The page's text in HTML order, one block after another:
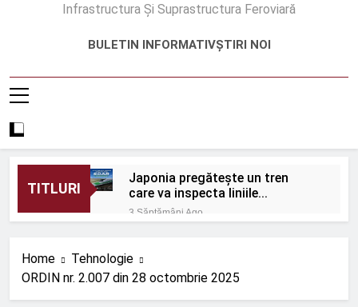
Infrastructura Și Suprastructura Feroviară
BULETIN INFORMATIVȘTIRI NOI
TITLURI
Japonia pregătește un tren
care va inspecta liniile
Shinkansen cu o viteză de 320
km/h
3 Săptămâni Ago
Protecție eficientă împotriva
zgomotului feroviar
Home
Tehnologie
ORDIN nr. 2.007 din 28 octombrie 2025